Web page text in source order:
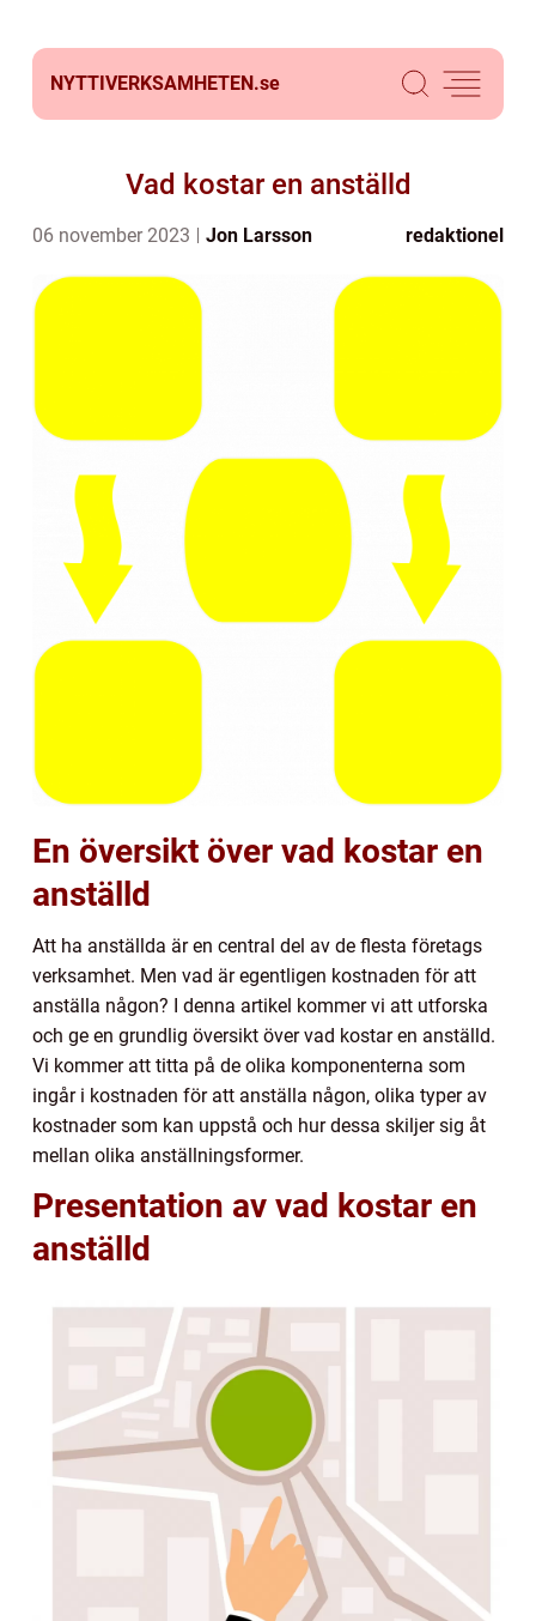
NYTTIVERKSAMHETEN.se
Vad kostar en anställd
06 november 2023 Jon Larsson redaktionel
En översikt över vad kostar en
anställd
Att ha anställda är en central del av de flesta företags
verksamhet. Men vad är egentligen kostnaden för att
anställa någon? I denna artikel kommer vi att utforska
och ge en grundlig översikt över vad kostar en anställd.
Vi kommer att titta på de olika komponenterna som
ingår i kostnaden för att anställa någon, olika typer av
kostnader som kan uppstå och hur dessa skiljer sig åt
mellan olika anställningsformer.
Presentation av vad kostar en
anställd